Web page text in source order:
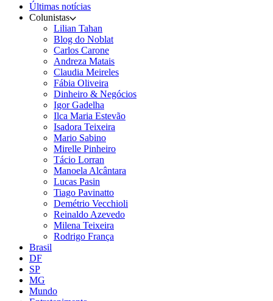
Últimas notícias
Colunistas
Lilian Tahan
Blog do Noblat
Carlos Carone
Andreza Matais
Claudia Meireles
Fábia Oliveira
Dinheiro & Negócios
Igor Gadelha
Ilca Maria Estevão
Isadora Teixeira
Mario Sabino
Mirelle Pinheiro
Tácio Lorran
Manoela Alcântara
Lucas Pasin
Tiago Pavinatto
Demétrio Vecchioli
Reinaldo Azevedo
Milena Teixeira
Rodrigo França
Brasil
DF
SP
MG
Mundo